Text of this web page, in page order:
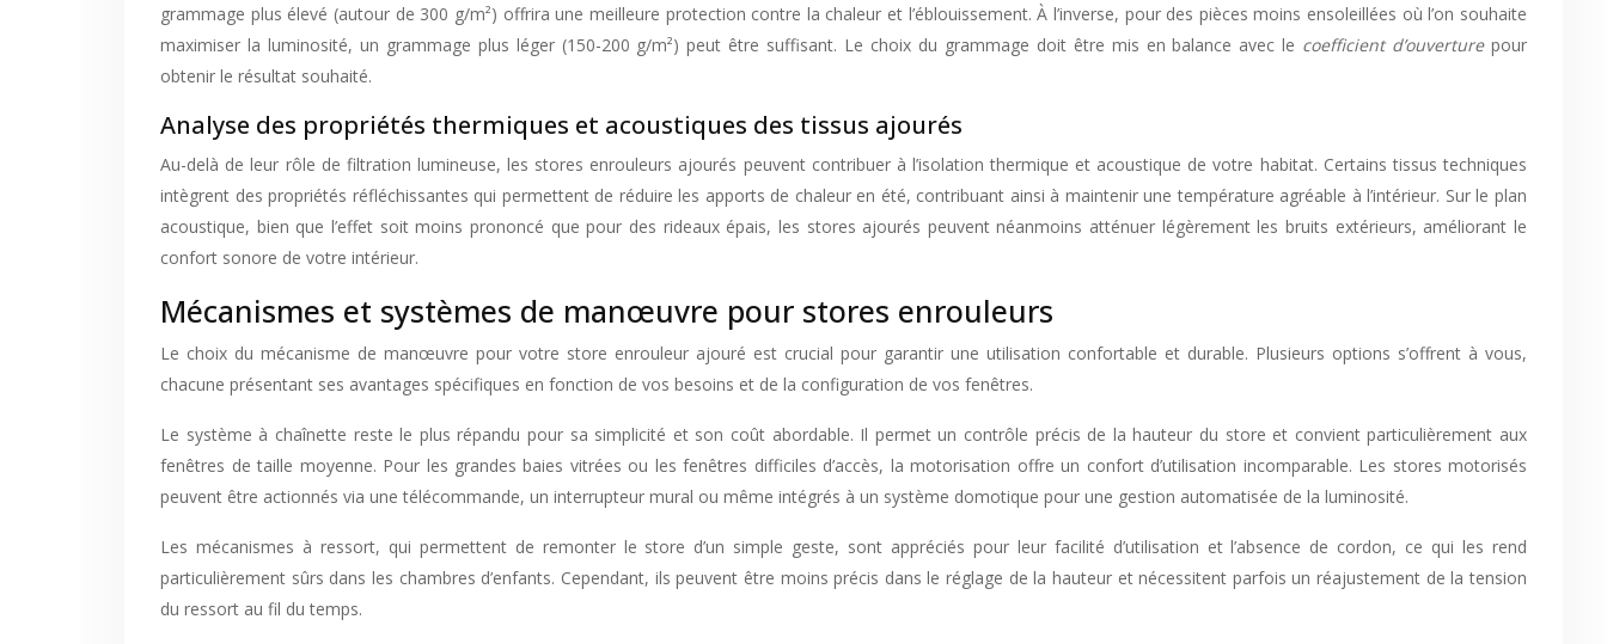
grammage plus élevé (autour de 300 g/m²) offrira une meilleure protection contre la chaleur et l’éblouissement. À l’inverse, pour des pièces moins ensoleillées où l’on souhaite
maximiser la luminosité, un grammage plus léger (150-200 g/m²) peut être suffisant. Le choix du grammage doit être mis en balance avec le coefficient d’ouverture pour
obtenir le résultat souhaité.
Analyse des propriétés thermiques et acoustiques des tissus ajourés
Au-delà de leur rôle de filtration lumineuse, les stores enrouleurs ajourés peuvent contribuer à l’isolation thermique et acoustique de votre habitat. Certains tissus techniques
intègrent des propriétés réfléchissantes qui permettent de réduire les apports de chaleur en été, contribuant ainsi à maintenir une température agréable à l’intérieur. Sur le plan
acoustique, bien que l’effet soit moins prononcé que pour des rideaux épais, les stores ajourés peuvent néanmoins atténuer légèrement les bruits extérieurs, améliorant le
confort sonore de votre intérieur.
Mécanismes et systèmes de manœuvre pour stores enrouleurs
Le choix du mécanisme de manœuvre pour votre store enrouleur ajouré est crucial pour garantir une utilisation confortable et durable. Plusieurs options s’offrent à vous,
chacune présentant ses avantages spécifiques en fonction de vos besoins et de la configuration de vos fenêtres.
Le système à chaînette reste le plus répandu pour sa simplicité et son coût abordable. Il permet un contrôle précis de la hauteur du store et convient particulièrement aux
fenêtres de taille moyenne. Pour les grandes baies vitrées ou les fenêtres difficiles d’accès, la motorisation offre un confort d’utilisation incomparable. Les stores motorisés
peuvent être actionnés via une télécommande, un interrupteur mural ou même intégrés à un système domotique pour une gestion automatisée de la luminosité.
Les mécanismes à ressort, qui permettent de remonter le store d’un simple geste, sont appréciés pour leur facilité d’utilisation et l’absence de cordon, ce qui les rend
particulièrement sûrs dans les chambres d’enfants. Cependant, ils peuvent être moins précis dans le réglage de la hauteur et nécessitent parfois un réajustement de la tension
du ressort au fil du temps.